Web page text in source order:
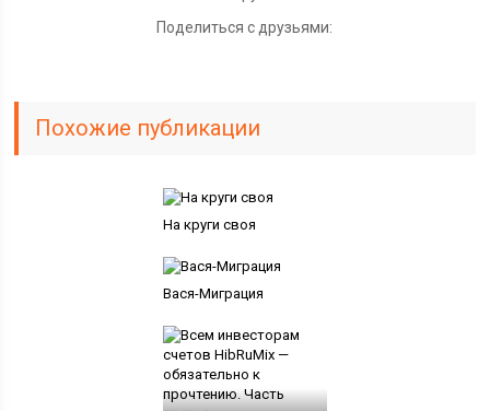
Поделиться с друзьями:
Похожие публикации
На круги своя
Вася-Миграция